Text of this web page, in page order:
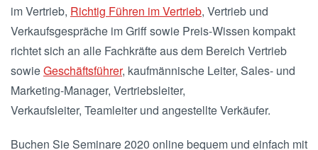
im Vertrieb, Richtig Führen im Vertrieb, Vertrieb und
Verkaufsgespräche im Griff sowie Preis-Wissen kompakt
richtet sich an alle Fachkräfte aus dem Bereich Vertrieb
sowieGeschäftsführer, kaufmännische Leiter, Sales- und
Marketing-Manager, Vertriebsleiter,
Verkaufsleiter, Teamleiter und angestellte Verkäufer.
Buchen Sie Seminare 2020 online bequem und einfach mit